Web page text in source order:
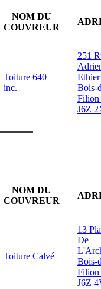
NOM DU
COUVREUR
Toiture 640
inc.
251
Ethier
Bois-
Filion
J6Z
NOM DU
COUVREUR
Toiture Calvé
13
De
Bois-
Filion
J6Z